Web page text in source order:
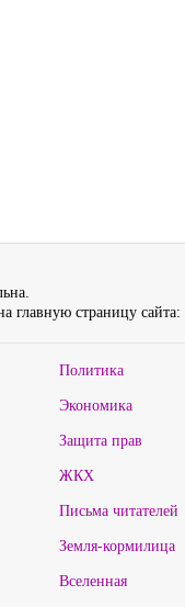
главную страницу сайта:
Политика
Экономика
Защита прав
ЖКХ
Письма читателей
Земля-кормилица
Вселенная